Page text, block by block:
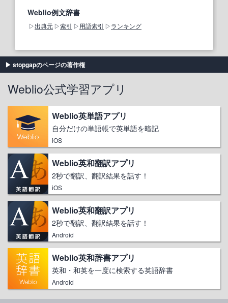
Weblio例文辞書
出典元 索引 用語索引 ランキング
stopgapのページの著作権
Weblio公式学習アプリ
Weblio英単語アプリ
自分だけの単語帳で英単語を暗記
iOS
Weblio英和翻訳アプリ
2秒で翻訳、翻訳結果を話す！
iOS
Weblio英和翻訳アプリ
2秒で翻訳、翻訳結果を話す！
Android
Weblio英和辞書アプリ
英和・和英を一度に検索する英語辞書
Android